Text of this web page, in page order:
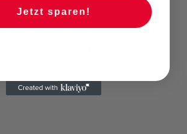
Jetzt sparen!